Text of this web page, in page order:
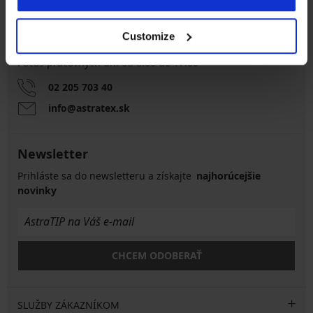
Customize
Zákaznícka podpora
Počas pracovných dní od 8:00 do 17:00
02 205 703 40
info@astratex.sk
Newsletter
Prihláste sa do newsletteru a získajte najhorúcejšie
novinky
CHCEM ODOBERAŤ
SLUŽBY ZÁKAZNÍKOM